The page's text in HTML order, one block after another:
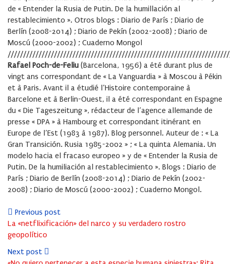
de « Entender la Rusia de Putin. De la humillación al
restablecimiento ». Otros blogs : Diario de París ; Diario de
Berlín (2008-2014) ; Diario de Pekín (2002-2008) ; Diario de
Moscú (2000-2002) ; Cuaderno Mongol
Rafael Poch-de-Feliu (Barcelona, 1956) a été durant plus de
vingt ans correspondant de « La Vanguardia » à Moscou à Pékin
et à Paris. Avant il a étudié l’Histoire contemporaine à
Barcelone et à Berlin-Ouest, il a été correspondant en Espagne
du « Die Tageszeitung », rédacteur de l’agence allemande de
presse « DPA » à Hambourg et correspondant itinérant en
Europe de l’Est (1983 à 1987). Blog personnel. Auteur de : « La
Gran Transición. Rusia 1985-2002 » ; « La quinta Alemania. Un
modelo hacia el fracaso europeo » y de « Entender la Rusia de
Putin. De la humiliación al restablecimiento ». Blogs : Diario de
París ; Diario de Berlín (2008-2014) ; Diario de Pekín (2002-
2008) ; Diario de Moscú (2000-2002) ; Cuaderno Mongol.
Previous post
La «netflixificación» del narco y su verdadero rostro
geopolítico
Next post